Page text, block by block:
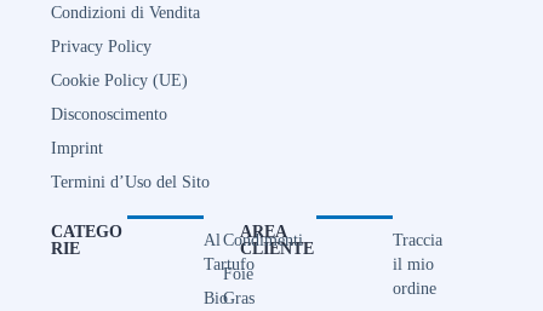
Condizioni di Vendita
Privacy Policy
Cookie Policy (UE)
Disconoscimento
Imprint
Termini d’Uso del Sito
CATEGO
RIE
Al
Tartufo
Bio
Condimenti
Foie
Gras
AREA
CLIENTE
Traccia
il mio
ordine